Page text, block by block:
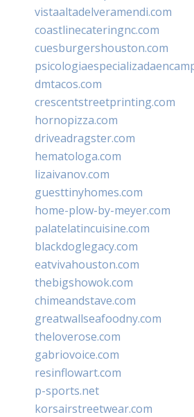
vistaaltadelveramendi.com
coastlinecateringnc.com
cuesburgershouston.com
dmtacos.com
crescentstreetprinting.com
hornopizza.com
driveadragster.com
hematologa.com
lizaivanov.com
guesttinyhomes.com
home-plow-by-meyer.com
palatelatincuisine.com
blackdoglegacy.com
eatvivahouston.com
thebigshowok.com
chimeandstave.com
greatwallseafoodny.com
theloverose.com
gabriovoice.com
resinflowart.com
p-sports.net
korsairstreetwear.com